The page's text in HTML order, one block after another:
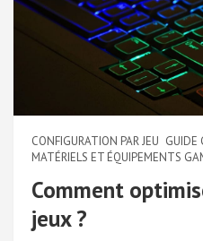
CONFIGURATION PAR JEU GUIDE
MATÉRIELS ET ÉQUIPEMENTS
Comment
jeux ?